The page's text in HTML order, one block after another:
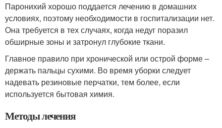
Паронихий хорошо поддается лечению в домашних
условиях, поэтому необходимости в госпитализации нет.
Она требуется в тех случаях, когда недуг поразил
обширные зоны и затронул глубокие ткани.
Главное правило при хронической или острой форме –
держать пальцы сухими. Во время уборки следует
надевать резиновые перчатки, тем более, если
используется бытовая химия.
Методы лечения